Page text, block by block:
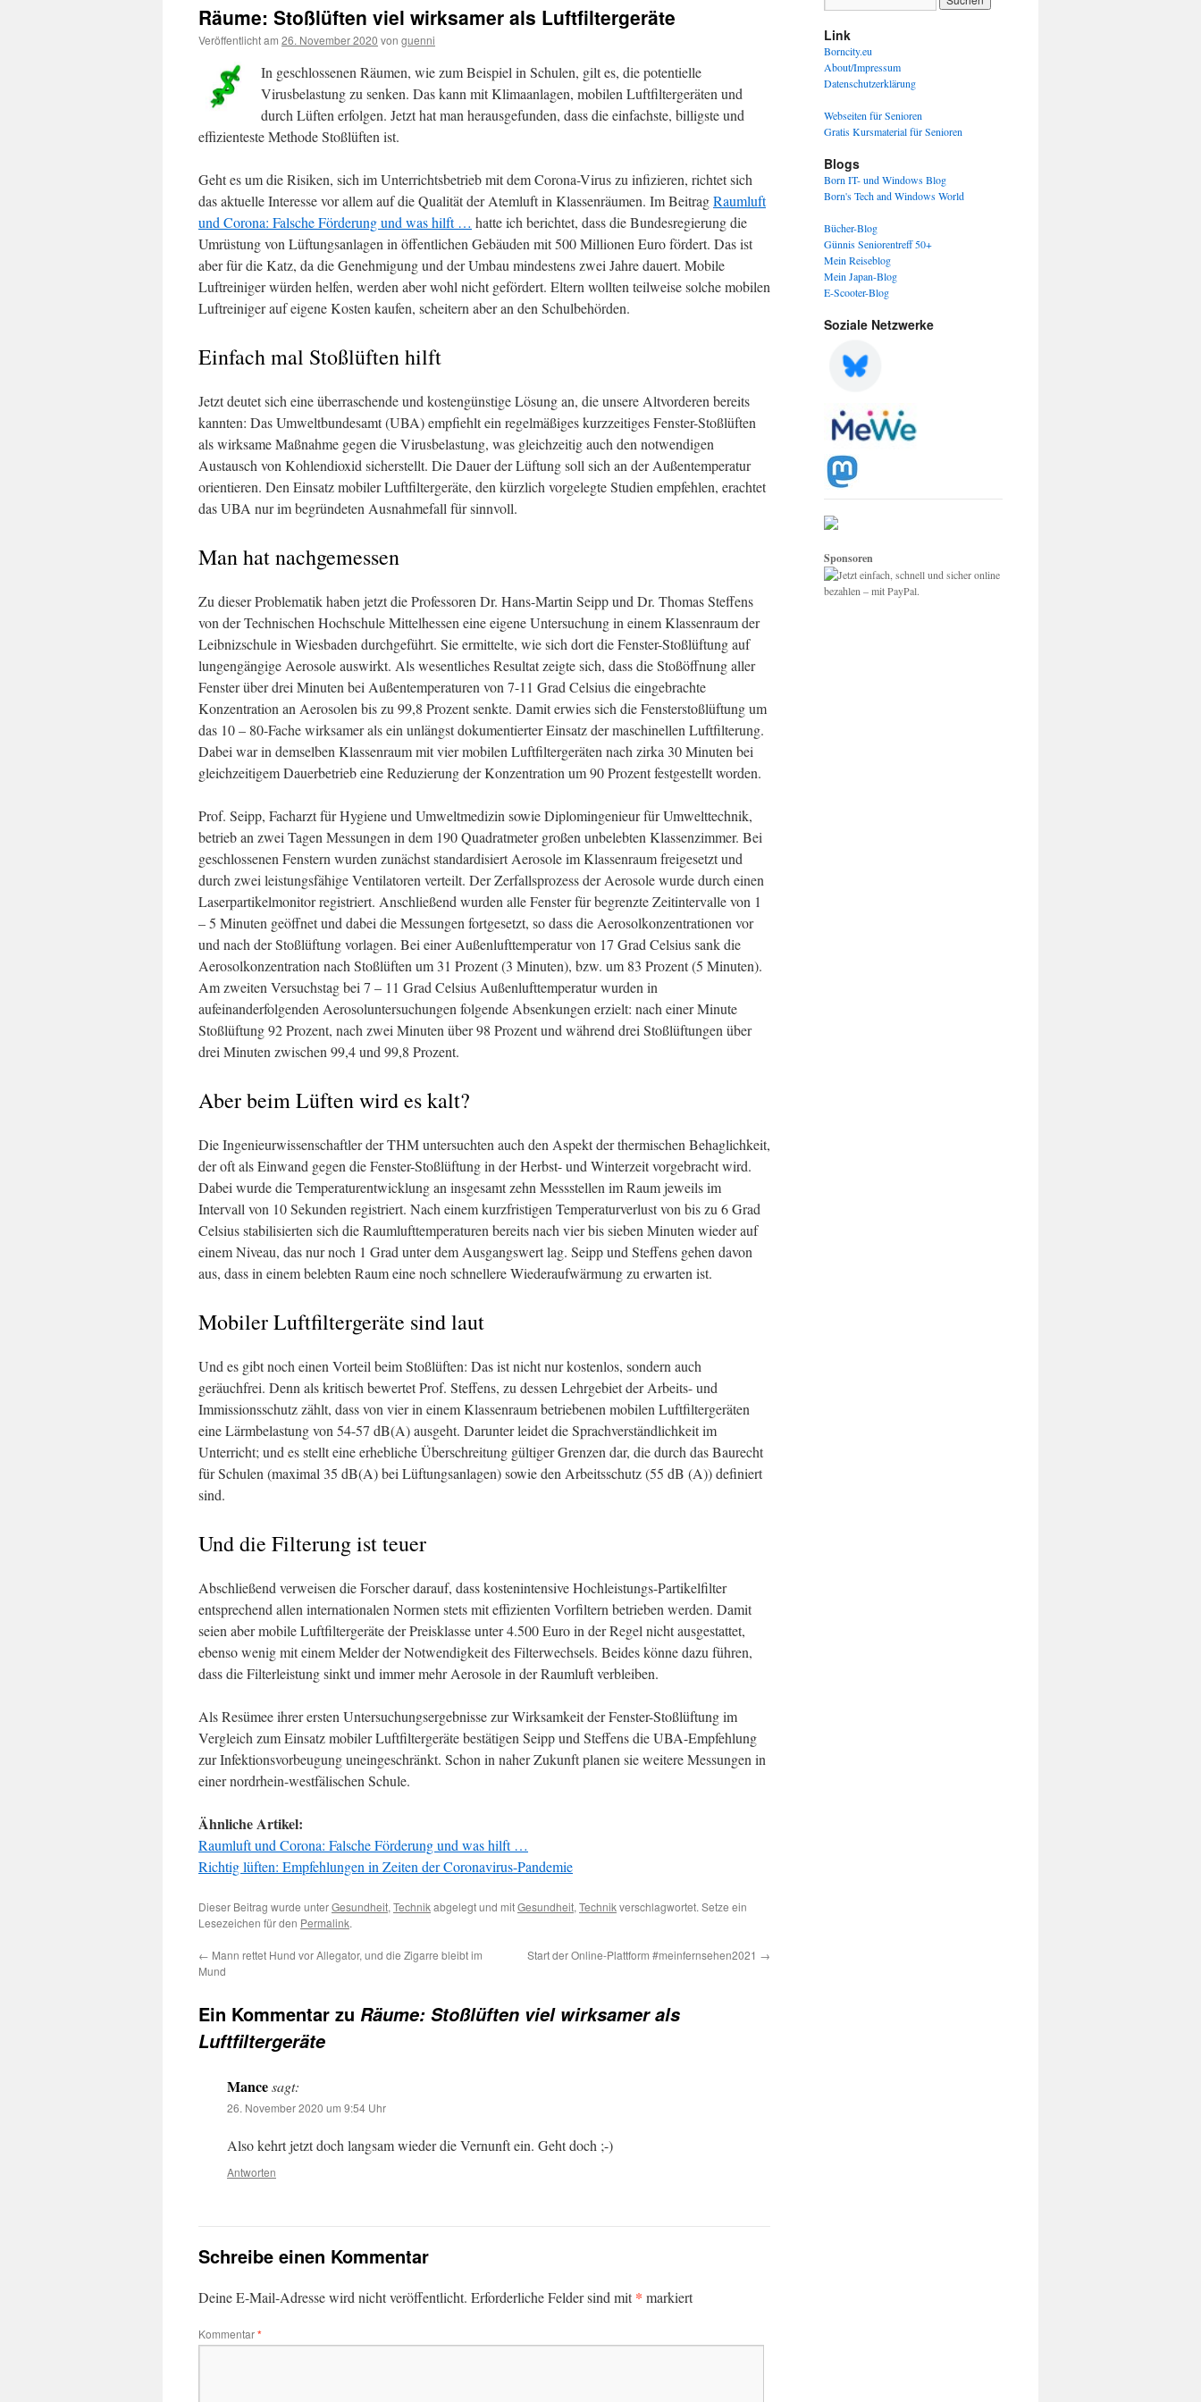
Räume: Stoßlüften viel wirksamer als Luftfiltergeräte
Veröffentlicht am 26. November 2020 von guenni
In geschlossenen Räumen, wie zum Beispiel in Schulen, gilt es, die potentielle
Virusbelastung zu senken. Das kann mit Klimaanlagen, mobilen Luftfiltergeräten und
durch Lüften erfolgen. Jetzt hat man herausgefunden, dass die einfachste, billigste und
effizienteste Methode Stoßlüften ist.
Geht es um die Risiken, sich im Unterrichtsbetrieb mit dem Corona-Virus zu infizieren, richtet sich
das aktuelle Interesse vor allem auf die Qualität der Atemluft in Klassenräumen. Im BeitragRaumluft
und Corona: Falsche Förderung und was hilft … hatte ich berichtet, dass die Bundesregierung die
Umrüstung von Lüftungsanlagen in öffentlichen Gebäuden mit 500 Millionen Euro fördert. Das ist
aber für die Katz, da die Genehmigung und der Umbau mindestens zwei Jahre dauert. Mobile
Luftreiniger würden helfen, werden aber wohl nicht gefördert. Eltern wollten teilweise solche mobilen
Luftreiniger auf eigene Kosten kaufen, scheitern aber an den Schulbehörden.
Einfach mal Stoßlüften hilft
Jetzt deutet sich eine überraschende und kostengünstige Lösung an, die unsere Altvorderen bereits
kannten: Das Umweltbundesamt (UBA) empfiehlt ein regelmäßiges kurzzeitiges Fenster-Stoßlüften
als wirksame Maßnahme gegen die Virusbelastung, was gleichzeitig auch den notwendigen
Austausch von Kohlendioxid sicherstellt. Die Dauer der Lüftung soll sich an der Außentemperatur
orientieren. Den Einsatz mobiler Luftfiltergeräte, den kürzlich vorgelegte Studien empfehlen, erachtet
das UBA nur im begründeten Ausnahmefall für sinnvoll.
Man hat nachgemessen
Zu dieser Problematik haben jetzt die Professoren Dr. Hans-Martin Seipp und Dr. Thomas Steffens
von der Technischen Hochschule Mittelhessen eine eigene Untersuchung in einem Klassenraum der
Leibnizschule in Wiesbaden durchgeführt. Sie ermittelte, wie sich dort die Fenster-Stoßlüftung auf
lungengängige Aerosole auswirkt. Als wesentliches Resultat zeigte sich, dass die Stoßöffnung aller
Fenster über drei Minuten bei Außentemperaturen von 7-11 Grad Celsius die eingebrachte
Konzentration an Aerosolen bis zu 99,8 Prozent senkte. Damit erwies sich die Fensterstoßlüftung um
das 10 – 80-Fache wirksamer als ein unlängst dokumentierter Einsatz der maschinellen Luftfilterung.
Dabei war in demselben Klassenraum mit vier mobilen Luftfiltergeräten nach zirka 30 Minuten bei
gleichzeitigem Dauerbetrieb eine Reduzierung der Konzentration um 90 Prozent festgestellt worden.
Prof. Seipp, Facharzt für Hygiene und Umweltmedizin sowie Diplomingenieur für Umwelttechnik,
betrieb an zwei Tagen Messungen in dem 190 Quadratmeter großen unbelebten Klassenzimmer. Bei
geschlossenen Fenstern wurden zunächst standardisiert Aerosole im Klassenraum freigesetzt und
durch zwei leistungsfähige Ventilatoren verteilt. Der Zerfallsprozess der Aerosole wurde durch einen
Laserpartikelmonitor registriert. Anschließend wurden alle Fenster für begrenzte Zeitintervalle von 1
– 5 Minuten geöffnet und dabei die Messungen fortgesetzt, so dass die Aerosolkonzentrationen vor
und nach der Stoßlüftung vorlagen. Bei einer Außenlufttemperatur von 17 Grad Celsius sank die
Aerosolkonzentration nach Stoßlüften um 31 Prozent (3 Minuten), bzw. um 83 Prozent (5 Minuten).
Am zweiten Versuchstag bei 7 – 11 Grad Celsius Außenlufttemperatur wurden in
aufeinanderfolgenden Aerosoluntersuchungen folgende Absenkungen erzielt: nach einer Minute
Stoßlüftung 92 Prozent, nach zwei Minuten über 98 Prozent und während drei Stoßlüftungen über
drei Minuten zwischen 99,4 und 99,8 Prozent.
Aber beim Lüften wird es kalt?
Die Ingenieurwissenschaftler der THM untersuchten auch den Aspekt der thermischen Behaglichkeit,
der oft als Einwand gegen die Fenster-Stoßlüftung in der Herbst- und Winterzeit vorgebracht wird.
Dabei wurde die Temperaturentwicklung an insgesamt zehn Messstellen im Raum jeweils im
Intervall von 10 Sekunden registriert. Nach einem kurzfristigen Temperaturverlust von bis zu 6 Grad
Celsius stabilisierten sich die Raumlufttemperaturen bereits nach vier bis sieben Minuten wieder auf
einem Niveau, das nur noch 1 Grad unter dem Ausgangswert lag. Seipp und Steffens gehen davon
aus, dass in einem belebten Raum eine noch schnellere Wiederaufwärmung zu erwarten ist.
Mobiler Luftfiltergeräte sind laut
Und es gibt noch einen Vorteil beim Stoßlüften: Das ist nicht nur kostenlos, sondern auch
geräuchfrei. Denn als kritisch bewertet Prof. Steffens, zu dessen Lehrgebiet der Arbeits- und
Immissionsschutz zählt, dass von vier in einem Klassenraum betriebenen mobilen Luftfiltergeräten
eine Lärmbelastung von 54-57 dB(A) ausgeht. Darunter leidet die Sprachverständlichkeit im
Unterricht; und es stellt eine erhebliche Überschreitung gültiger Grenzen dar, die durch das Baurecht
für Schulen (maximal 35 dB(A) bei Lüftungsanlagen) sowie den Arbeitsschutz (55 dB (A)) definiert
sind.
Und die Filterung ist teuer
Abschließend verweisen die Forscher darauf, dass kostenintensive Hochleistungs-Partikelfilter
entsprechend allen internationalen Normen stets mit effizienten Vorfiltern betrieben werden. Damit
seien aber mobile Luftfiltergeräte der Preisklasse unter 4.500 Euro in der Regel nicht ausgestattet,
ebenso wenig mit einem Melder der Notwendigkeit des Filterwechsels. Beides könne dazu führen,
dass die Filterleistung sinkt und immer mehr Aerosole in der Raumluft verbleiben.
Als Resümee ihrer ersten Untersuchungsergebnisse zur Wirksamkeit der Fenster-Stoßlüftung im
Vergleich zum Einsatz mobiler Luftfiltergeräte bestätigen Seipp und Steffens die UBA-Empfehlung
zur Infektionsvorbeugung uneingeschränkt. Schon in naher Zukunft planen sie weitere Messungen in
einer nordrhein-westfälischen Schule.
Ähnliche Artikel:
Raumluft und Corona: Falsche Förderung und was hilft …
Richtig lüften: Empfehlungen in Zeiten der Coronavirus-Pandemie
Dieser Beitrag wurde unterGesundheit, Technikabgelegt und mitGesundheit, Technikverschlagwortet. Setze ein
Lesezeichen für den Permalink.
← Mann rettet Hund vor Allegator, und die Zigarre bleibt im
Mund
Start der Online-Plattform #meinfernsehen2021 →
Ein Kommentar zu Räume: Stoßlüften viel wirksamer als
Luftfiltergeräte
Mancesagt:
26. November 2020 um 9:54 Uhr
Also kehrt jetzt doch langsam wieder die Vernunft ein. Geht doch ;-)
Antworten
Schreibe einen Kommentar
Deine E-Mail-Adresse wird nicht veröffentlicht. Erforderliche Felder sind mit* markiert
Kommentar*
Link
Borncity.eu
About/Impressum
Datenschutzerklärung
Webseiten für Senioren
Gratis Kursmaterial für Senioren
Blogs
Born IT- und Windows Blog
Born's Tech and Windows World
Bücher-Blog
Günnis Seniorentreff 50+
Mein Reiseblog
Mein Japan-Blog
E-Scooter-Blog
Soziale Netzwerke
Sponsoren